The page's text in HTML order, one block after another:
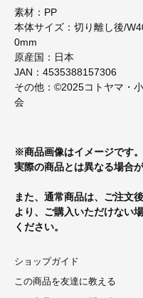
素材：PP
本体サイズ：切り離し後/
0mm
原産国：日本
JAN：4535388157306
その他：©2025コトヤマ・
会
※商品画像はイメージです。
実際の商品とは異なる場合が
また、通常商品は、ご注文
より、ご購入いただけない
ください。
ショップガイド
この商品を友達に教える